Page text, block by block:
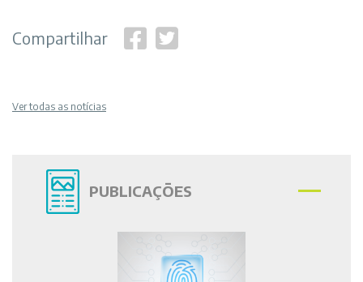
Compartilhar
Ver todas as notícias
PUBLICAÇÕES